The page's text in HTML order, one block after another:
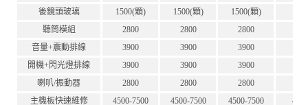
後鏡頭玻璃
1500(顆) 1500(顆) 1500(顆)
聽筒模組
2800 2800 2800
音量+震動排線
3900 3900 3900
開機+閃光燈排線
3900 3900 3900
喇叭/振動器
2800 2800 2800
主機板快速維修
4500-7500 4500-7500 4500-7500